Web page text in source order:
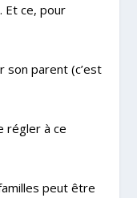
Et ce, pour
son parent (c’est
régler à ce
peut être